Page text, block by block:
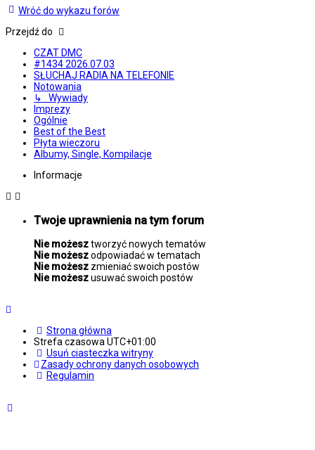
Wróć do wykazu forów
Przejdź do
CZAT DMC
#1434 2026.07.03
SŁUCHAJ RADIA NA TELEFONIE
Notowania
↳ Wywiady
Imprezy
Ogólnie
Best of the Best
Płyta wieczoru
Albumy, Single, Kompilacje
Informacje
Twoje uprawnienia na tym forum
Nie możesztworzyć nowych tematów
Nie możeszodpowiadać w tematach
Nie możesz zmieniać swoich postów
Nie możeszusuwać swoich postów
Strona główna
Strefa czasowa UTC+01:00
Usuń ciasteczka witryny
Zasady ochrony danych osobowych
Regulamin